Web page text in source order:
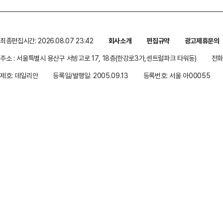
최종편집시간: 2026.08.07 23:42 회사소개 편집규약
광고제휴문의
주소 : 서울특별시 용산구 서빙고로 17, 18층(한강로3가,센트럴파크 타워동)
전
제호: 데일리안
등록일/발행일: 2005.09.13 등록번호: 서울 아00055